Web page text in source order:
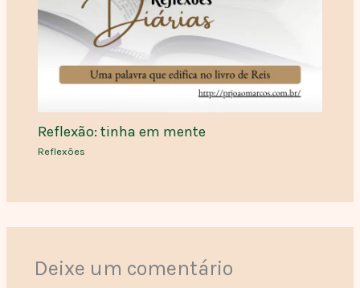
Reflexão: tinha em mente
Reflexões
Deixe um comentário